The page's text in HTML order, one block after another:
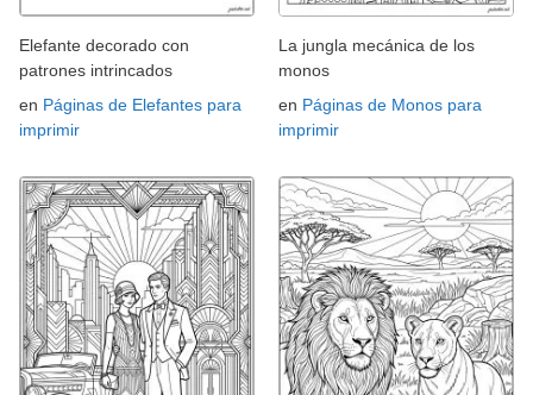
Elefante decorado con
patrones intrincados
en Páginas de Elefantes para
imprimir
La jungla mecánica de los
monos
en Páginas de Monos para
imprimir